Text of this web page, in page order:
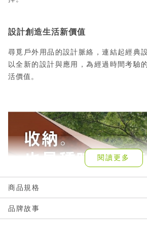
設計創造生活新價值
尋覓戶外用品的設計脈絡，連結起經典
以全新的設計與應用，為經過時間考驗
活價值。
閱讀更多
商品規格
品牌故事